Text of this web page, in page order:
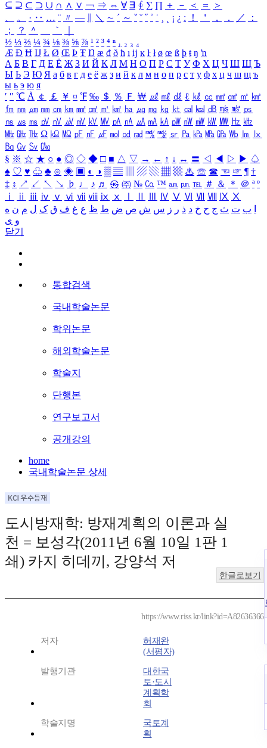
⊆ ⊇ ⊂ ⊃ ∪ ∩ ∧ ∨ ￢ ⇒ ⇔ ∀ ∃ ∮ ∑ ∏ ＋ － ＜ ＝
＞
、
。 · ‥ … ¨ 〃 ― ＼ ∼ ´ ～ ˇ ˘ ˝ ˚ ˙ ¸ ¡ ¿ ː ！ ＇ ， ． ／
：
；
？ ＾ ｀
½ ⅓ ⅔ ¼ ¾ ⅛ ⅜ ⅝ ⅞ ¹ ² ³ ⁴ ⁿ ₁ ₂ ₃ ₄
Æ Ð Ħ Ĳ Ł Ø Œ Þ Ŧ Ŋ æ đ ð ħ ı ĳ ĸ ŀ ł ø œ ß þ ŧ ŋ ŉ
А Б В Г Д Е Ё Ж З И Й К Л М Н О П Р С Т У Ф Х Ц Ч Ш Щ Ъ
Ы Ь Э Ю Я а б в г д е ё ж з и й к л м н о п р с т у ф х ц ч ш щ ъ
ы ь э ю я
′ ″ ℃ Å ￠ ￡ ￥ ¤ ℉ ‰ ＄ ％ Ｆ ￦ ㎕ ㎖ ㎗ ℓ ㎘ ㏄ ㎣ ㎤ ㎥ ㎦
㎙ ㎚ ㎛ ㎜ ㎝ ㎞ ㎟ ㎠ ㎡ ㎢ ㏊ ㎍ ㎎ ㎏ ㏏ ㎈ ㎉ ㏈ ㎧ ㎨ ㎰
㎱ ㎲ ㎳ ㎴ ㎵ ㎶ ㎷ ㎸ ㎹ ㎀ ㎁ ㎂ ㎃ ㎄ ㎺ ㎻ ㎽ ㎾ ㎿ ㎐ ㎑
㎒ ㎓ ㎔ Ω ㏀ ㏁ ㎊ ㎋ ㎌ ㏖ ㏅ ㎭ ㎮ ㎯ ㏛ ㎩ ㎪ ㎫ ㎬ ㏝ ㏐
㏓
㏃ ㏉ ㏜ ㏆
§ ※ ☆ ★ ○ ● ◎ ◇ ◆ □ ■ △ ▽ → ← ↑ ↓ ↔ 〓 ◁ ◀ ▷ ▶ ♤
♠ ♡ ♥ ♧ ♣ ⊙ ◈ ▣ ◐ ◑ ▒ ▤ ▨ ▧ ▦ ▩ ♨ ☏ ☎ ☜ ☞ ¶ †
‡ ↕ ↗ ↙ ↖ ↘ ♭ ♩ ♪ ♬ ㉿ ㈜ № ㏇ ™ ㏂ ㏘ ℡ ＃ ＆ ＊ ＠ ª º
ⅰ
ⅱ ⅲ ⅳ ⅴ ⅵ ⅶ ⅷ ⅸ ⅹ Ⅳ Ⅴ Ⅵ Ⅶ Ⅷ Ⅸ Ⅹ
ب ت ث ج ح خ د ذ ر ز س ش ص ض ط ظ ع غ ف ق ک ل م ن ه
و ی
닫기
통합검색
국내학술논문
학위논문
해외학술논문
학술지
단행본
연구보고서
공개강의
home
국내학술논문 상세
도시방재학: 방재계획의 이론과 실
천 = 보성각(2011년 6월 10일 1판 1
쇄) 카지 히데끼, 강양석 저
한글로보기
https://www.riss.kr/link?id=A82636366
저자
허재완
(서평자)
발행기관
대한국
토·도시
계획학
회
학술지명
국토계
획